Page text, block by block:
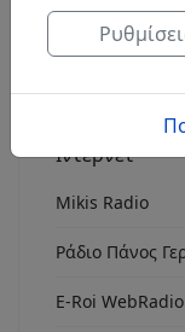
Rock Fm Chania
Ιντερνετ
Mikis Radio
Ράδιο Πάνος
Ε-Roi WebRadio